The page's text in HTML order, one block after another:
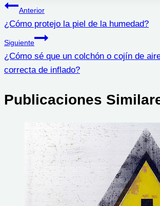
entrada:
Navegación
de
entradas
Anterior
¿Cómo protejo la piel de la humedad?
Siguiente
¿Cómo sé que un colchón o cojín de
correcta de inflado?
Publicaciones